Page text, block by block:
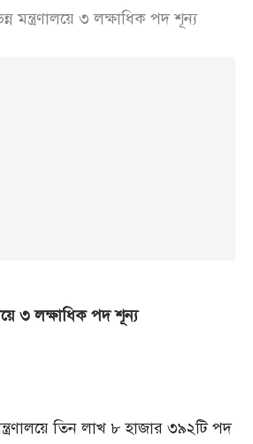
মন্ত্রণালয়ে ৩ লক্ষাধিক পদ শূন্য
৩ লক্ষাধিক পদ শূন্য
তিন লাখ ৮ হাজার ৩৯২টি পদ